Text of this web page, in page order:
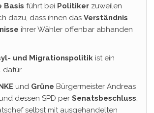
Basis führt bei Politiker zuweilen
dazu, dass ihnen das Verständnis
ihrer Wähler offenbar abhanden
und Migrationspolitik ist ein
dafür.
und Grüne Bürgermeister Andreas
dessen SPD per Senatsbeschluss,
selbst mit ausgehandelten